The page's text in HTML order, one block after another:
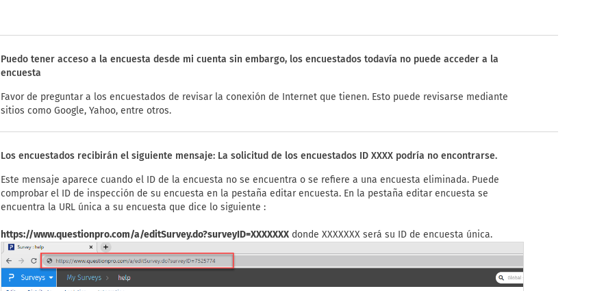
Puedo tener acceso a la encuesta desde mi cuenta sin embargo, los encuestados todavía no puede acceder a la
encuesta
Favor de preguntar a los encuestados de revisar la conexión de Internet que tienen. Esto puede revisarse mediante
sitios como Google, Yahoo, entre otros.
Los encuestados recibirán el siguiente mensaje: La solicitud de los encuestados ID XXXX podría no encontrarse.
Este mensaje aparece cuando el ID de la encuesta no se encuentra o se refiere a una encuesta eliminada. Puede
comprobar el ID de inspección de su encuesta en la pestaña editar encuesta. En la pestaña editar encuesta se
encuentra la URL única a su encuesta que dice lo siguiente :
https://www.questionpro.com/a/editSurvey.do?surveyID=XXXXXXX donde XXXXXXX será su ID de encuesta única.